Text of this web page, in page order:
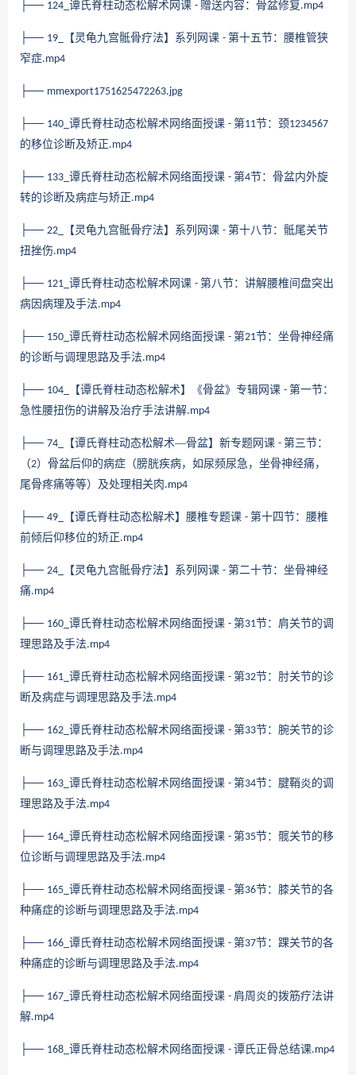
├── 124_ 谭氏脊柱动态松解术网课 - 赠送内容：骨盆修复 .mp4
├── 19_ 【灵龟九宫骶骨疗法】系列网课 - 第十五节：腰椎管狭
窄症.mp4
├── mmexport1751625472263.jpg
├── 140_ 谭氏脊柱动态松解术网络面授课 - 第11节：颈1234567
的移位诊断及矫正.mp4
├── 133_ 谭氏脊柱动态松解术网络面授课 - 第4节：骨盆内外旋
转的诊断及病症与矫正.mp4
├── 22_ 【灵龟九宫骶骨疗法】系列网课 - 第十八节：骶尾关节
扭挫伤.mp4
├── 121_ 谭氏脊柱动态松解术网课 - 第八节：讲解腰椎间盘突出
病因病理及手法.mp4
├── 150_ 谭氏脊柱动态松解术网络面授课 - 第21节：坐骨神经痛
的诊断与调理思路及手法.mp4
├── 104_ 【谭氏脊柱动态松解术】《骨盆》专辑网课 - 第一节：
急性腰扭伤的讲解及治疗手法讲解.mp4
├── 74_ 【谭氏脊柱动态松解术—骨盆】新专题网课 - 第三节：
（2）骨盆后仰的病症（膀胱疾病，如尿频尿急，坐骨神经痛，
尾骨疼痛等等）及处理相关肉 .mp4
├── 49_ 【谭氏脊柱动态松解术】腰椎专题课 - 第十四节：腰椎
前倾后仰移位的矫正.mp4
├── 24_ 【灵龟九宫骶骨疗法】系列网课 - 第二十节：坐骨神经
痛.mp4
├── 160_ 谭氏脊柱动态松解术网络面授课 - 第31节：肩关节的调
理思路及手法.mp4
├── 161_ 谭氏脊柱动态松解术网络面授课 - 第32节：肘关节的诊
断及病症与调理思路及手法.mp4
├── 162_ 谭氏脊柱动态松解术网络面授课 - 第33节：腕关节的诊
断与调理思路及手法.mp4
├── 163_ 谭氏脊柱动态松解术网络面授课 - 第34节：腱鞘炎的调
理思路及手法.mp4
├── 164_ 谭氏脊柱动态松解术网络面授课 - 第35节：髋关节的移
位诊断与调理思路及手法.mp4
├── 165_ 谭氏脊柱动态松解术网络面授课 - 第36节：膝关节的各
种痛症的诊断与调理思路及手法.mp4
├── 166_ 谭氏脊柱动态松解术网络面授课 - 第37节：踝关节的各
种痛症的诊断与调理思路及手法.mp4
├── 167_ 谭氏脊柱动态松解术网络面授课 - 肩周炎的拨筋疗法讲
解.mp4
├── 168_ 谭氏脊柱动态松解术网络面授课 - 谭氏正骨总结课.mp4